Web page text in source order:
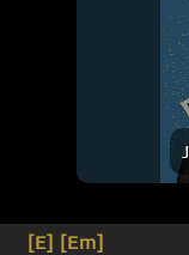
[E] [Em]